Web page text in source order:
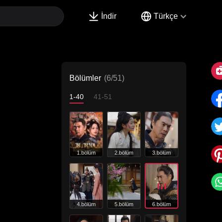
İndir Türkçe
Bölümler (6/51)
1-40 41-51
1.bölüm 2.bölüm 3.bölüm
4.bölüm 5.bölüm 6.bölüm